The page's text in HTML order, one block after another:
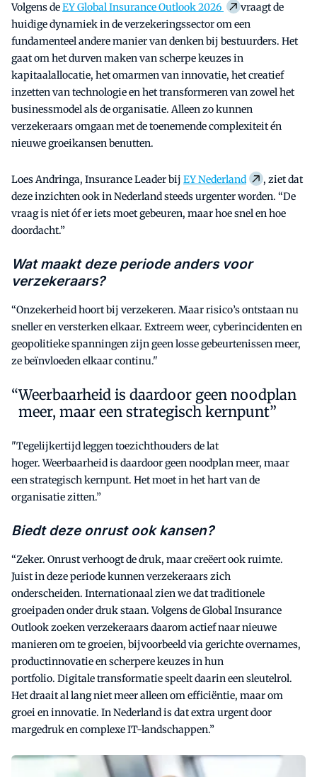
Volgens deEY Global Insurance Outlook 2026
vraagt de
huidige dynamiek in de verzekeringssector om een
fundamenteel andere manier van denken bij bestuurders. Het
gaat om het durven maken van scherpe keuzes in
kapitaalallocatie, het omarmen van innovatie, het creatief
inzetten van technologie en het transformeren van zowel het
businessmodel als de organisatie. Alleen zo kunnen
verzekeraars omgaan met de toenemende complexiteit én
nieuwe groeikansen benutten.
Loes Andringa, Insurance Leader bij EY Nederland
, ziet dat
deze inzichten ook in Nederland steeds urgenter worden. “De
vraag is niet óf er iets moet gebeuren, maar hoe snel en hoe
doordacht.”
Wat maakt deze periode anders voor
verzekeraars?
“Onzekerheid hoort bij verzekeren. Maar risico’s ontstaan nu
sneller en versterken elkaar. Extreem weer, cyberincidenten en
geopolitieke spanningen zijn geen losse gebeurtenissen meer,
ze beïnvloeden elkaar continu."
Weerbaarheid is daardoor geen noodplan
meer, maar een strategisch kernpunt”
"Tegelijkertijd leggen toezichthouders de lat
hoger. Weerbaarheid is daardoor geen noodplan meer, maar
een strategisch kernpunt. Het moet in het hart van de
organisatie zitten.”
Biedt deze onrust ook kansen?
“Zeker. Onrust verhoogt de druk, maar creëert ook ruimte.
Juist in deze periode kunnen verzekeraars zich
onderscheiden. Internationaal zien we dat traditionele
groeipaden onder druk staan. Volgens de Global Insurance
Outlook zoeken verzekeraars daarom actief naar nieuwe
manieren om te groeien, bijvoorbeeld via gerichte overnames,
productinnovatie en scherpere keuzes in hun
portfolio. Digitale transformatie speelt daarin een sleutelrol.
Het draait al lang niet meer alleen om efficiëntie, maar om
groei en innovatie. In Nederland is dat extra urgent door
margedruk en complexe IT-landschappen.”